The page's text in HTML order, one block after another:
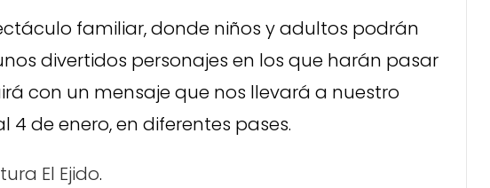
familiar, donde niños y adultos podrán
divertidos personajes en los que harán pasar
con un mensaje que nos llevará a nuestro
4 de enero, en diferentes pases.
El Ejido.